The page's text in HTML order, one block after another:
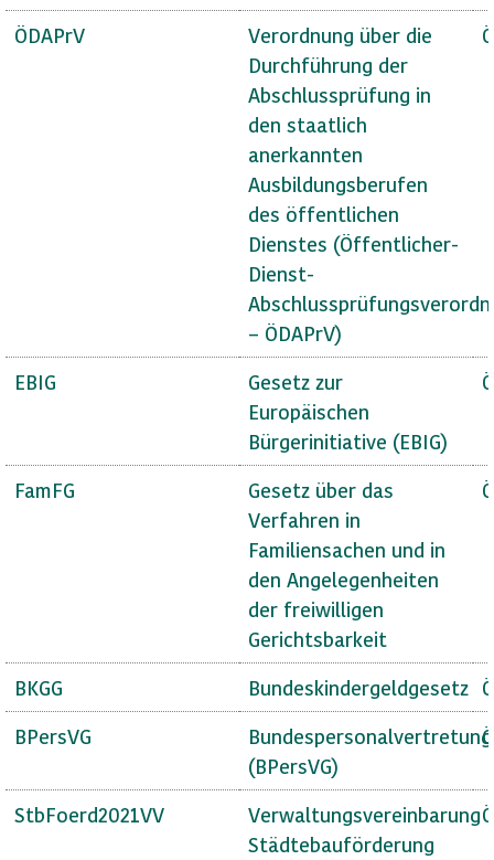
ÖDAPrV
Verordnung über die
Durchführung der
Abschlussprüfung in
den staatlich
anerkannten
Ausbildungsberufen
des öffentlichen
Dienstes (Öffentlicher-
Dienst-
– ÖDAPrV)
EBIG
Gesetz zur
Europäischen
Bürgerinitiative (EBIG)
FamFG
Gesetz über das
Verfahren in
Familiensachen und in
den Angelegenheiten
der freiwilligen
Gerichtsbarkeit
BKGG Bundeskindergeldgesetz
BPersVG
(BPersVG)
StbFoerd2021VV
Verwaltungsvereinbarung
Städtebauförderung